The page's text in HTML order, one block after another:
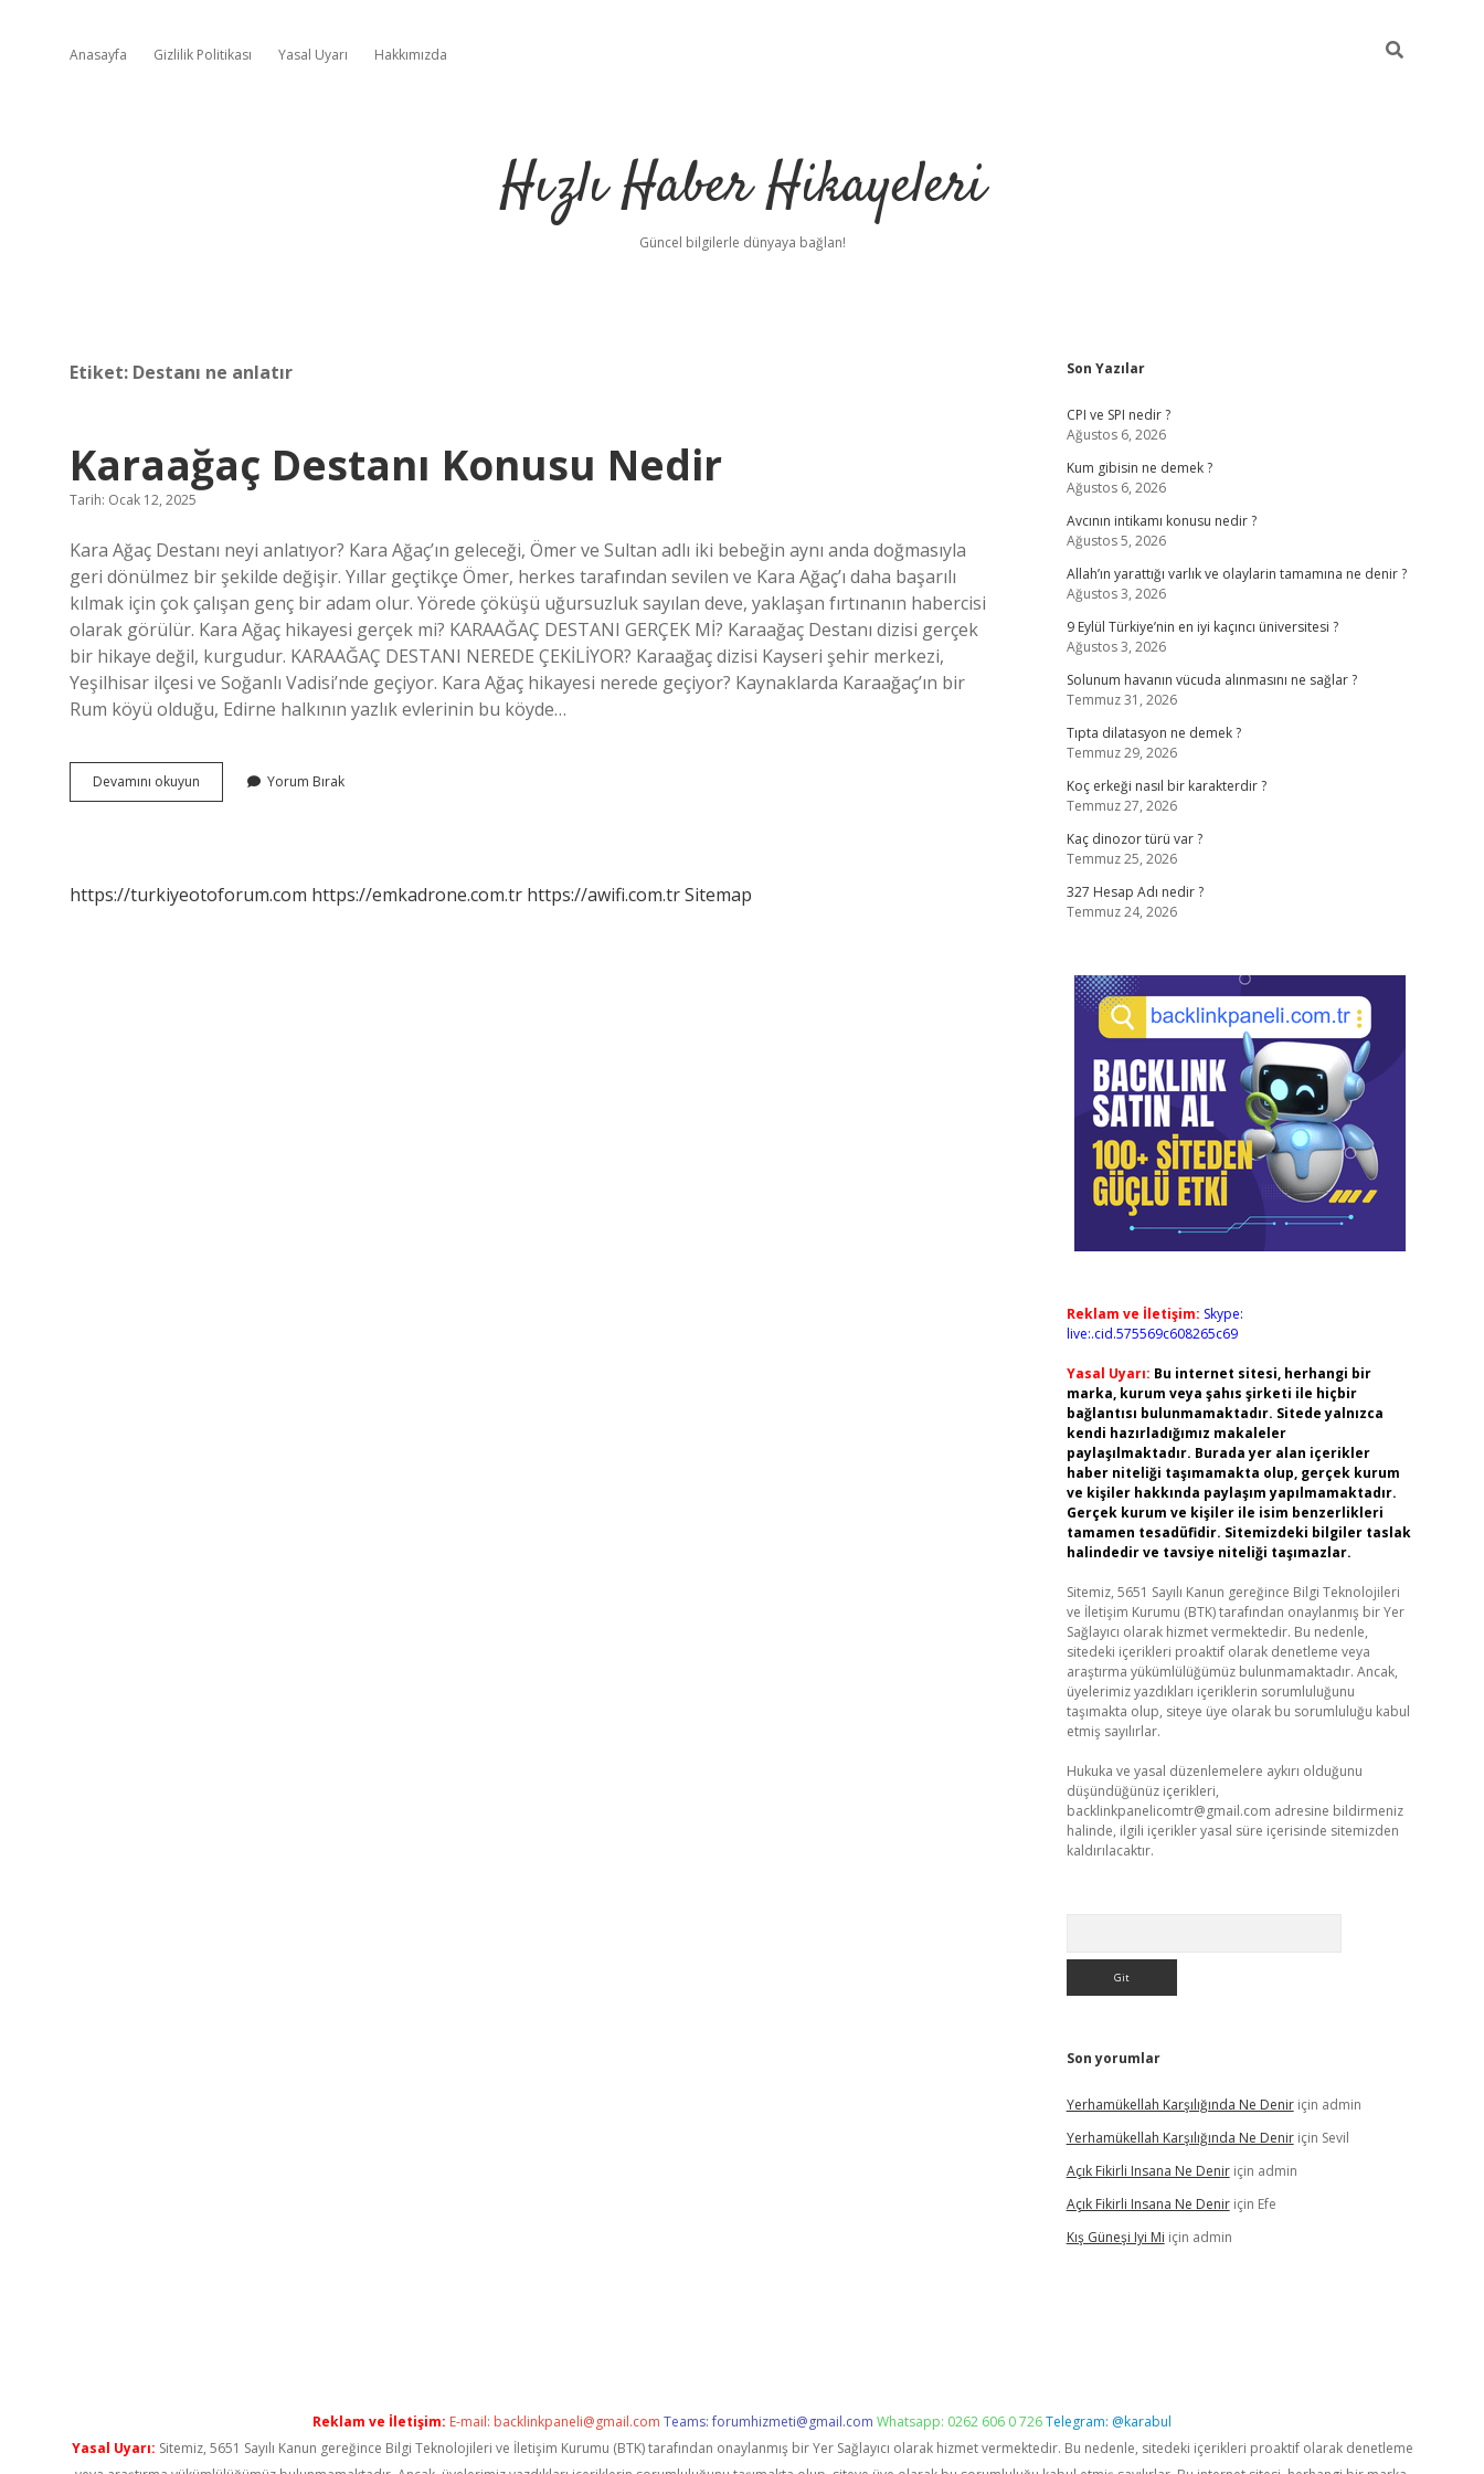
Anasayfa Gizlilik Politikası Yasal Uyarı Hakkımızda
Hızlı Haber Hikayeleri
Güncel bilgilerle dünyaya bağlan!
Etiket: Destanı ne anlatır
Karaağaç Destanı Konusu Nedir
Tarih: Ocak 12, 2025
Kara Ağaç Destanı neyi anlatıyor? Kara Ağaç’ın geleceği, Ömer ve Sultan adlı iki bebeğin aynı anda doğmasıyla
geri dönülmez bir şekilde değişir. Yıllar geçtikçe Ömer, herkes tarafından sevilen ve Kara Ağaç’ı daha başarılı
kılmak için çok çalışan genç bir adam olur. Yörede çöküşü uğursuzluk sayılan deve, yaklaşan fırtınanın habercisi
olarak görülür. Kara Ağaç hikayesi gerçek mi? KARAAĞAÇ DESTANI GERÇEK Mİ? Karaağaç Destanı dizisi gerçek
bir hikaye değil, kurgudur. KARAAĞAÇ DESTANI NEREDE ÇEKİLİYOR? Karaağaç dizisi Kayseri şehir merkezi,
Yeşilhisar ilçesi ve Soğanlı Vadisi’nde geçiyor. Kara Ağaç hikayesi nerede geçiyor? Kaynaklarda Karaağaç’ın bir
Rum köyü olduğu, Edirne halkının yazlık evlerinin bu köyde…
Devamını okuyun Karaağaç
Destanı
Yorum Bırak
https://turkiyeotoforum.com https://emkadrone.com.tr https://awifi.com.trSitemap
Sidebar
Son Yazılar
CPI ve SPI nedir ?
Ağustos 6, 2026
Kum gibisin ne demek ?
Ağustos 6, 2026
Avcının intikamı konusu nedir ?
Ağustos 5, 2026
Allah’ın yarattığı varlık ve olaylarin tamamına ne denir ?
Ağustos 3, 2026
9 Eylül Türkiye’nin en iyi kaçıncı üniversitesi ?
Ağustos 3, 2026
Solunum havanın vücuda alınmasını ne sağlar ?
Temmuz 31, 2026
Tıpta dilatasyon ne demek ?
Temmuz 29, 2026
Koç erkeği nasıl bir karakterdir ?
Temmuz 27, 2026
Kaç dinozor türü var ?
Temmuz 25, 2026
327 Hesap Adı nedir ?
Temmuz 24, 2026
Reklam ve İletişim: Skype:
live:.cid.575569c608265c69
Yasal Uyarı: Bu internet sitesi, herhangi bir
marka, kurum veya şahıs şirketi ile hiçbir
bağlantısı bulunmamaktadır. Sitede yalnızca
kendi hazırladığımız makaleler
paylaşılmaktadır. Burada yer alan içerikler
haber niteliği taşımamakta olup, gerçek kurum
ve kişiler hakkında paylaşım yapılmamaktadır.
Gerçek kurum ve kişiler ile isim benzerlikleri
tamamen tesadüfidir. Sitemizdeki bilgiler taslak
halindedir ve tavsiye niteliği taşımazlar.
Sitemiz, 5651 Sayılı Kanun gereğince Bilgi Teknolojileri
ve İletişim Kurumu (BTK) tarafından onaylanmış bir Yer
Sağlayıcı olarak hizmet vermektedir. Bu nedenle,
sitedeki içerikleri proaktif olarak denetleme veya
araştırma yükümlülüğümüz bulunmamaktadır. Ancak,
üyelerimiz yazdıkları içeriklerin sorumluluğunu
taşımakta olup, siteye üye olarak bu sorumluluğu kabul
etmiş sayılırlar.
Hukuka ve yasal düzenlemelere aykırı olduğunu
düşündüğünüz içerikleri,
backlinkpanelicomtr@gmail.com adresine bildirmeniz
halinde, ilgili içerikler yasal süre içerisinde sitemizden
kaldırılacaktır.
Son yorumlar
Yerhamükellah Karşılığında Ne Deniriçin admin
Yerhamükellah Karşılığında Ne Deniriçin Sevil
Açık Fikirli Insana Ne Deniriçin admin
Açık Fikirli Insana Ne Deniriçin Efe
Kış Güneşi Iyi Mi için admin
Reklam ve İletişim: E-mail: backlinkpaneli@gmail.com Teams:forumhizmeti@gmail.com Whatsapp: 0262 606 0 726Telegram: @karabul
Yasal Uyarı: Sitemiz, 5651 Sayılı Kanun gereğince Bilgi Teknolojileri ve İletişim Kurumu (BTK) tarafından onaylanmış bir Yer Sağlayıcı olarak hizmet vermektedir. Bu nedenle, sitedeki içerikleri proaktif olarak denetleme